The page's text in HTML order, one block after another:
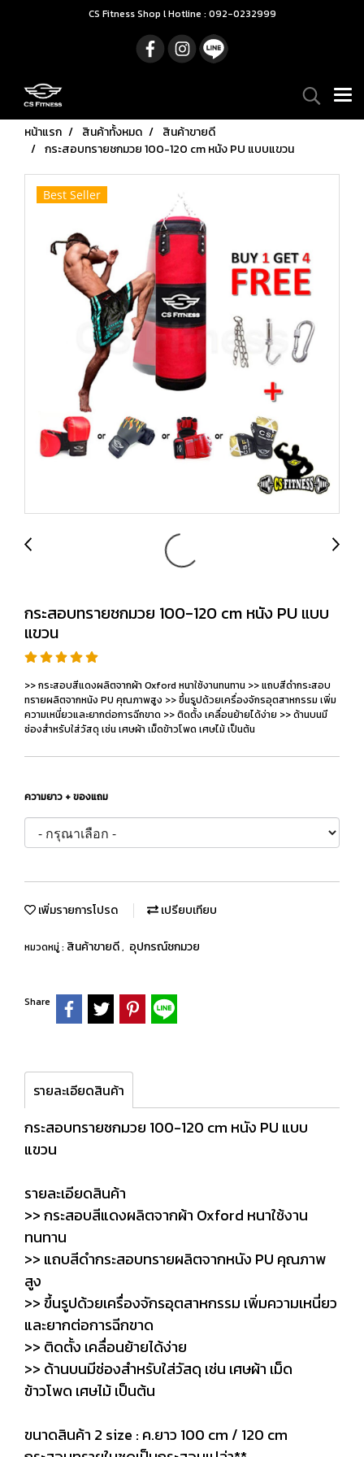
CS Fitness Shop l Hotline : 092-0232999
หน้าแรก สินค้าทั้งหมด
สินค้าขายดี
กระสอบทรายชกมวย 100-120 cm หนัง PU แบบแขวน
Best Seller
กระสอบทรายชกมวย 100-120 cm หนัง PU แบบ
แขวน
>> กระสอบสีแดงผลิตจากผ้า Oxford หนาใช้งานทนทาน >> แถบสีดำกระสอบ
ทรายผลิตจากหนัง PU คุณภาพสูง >> ขึ้นรูปด้วยเครื่องจักรอุตสาหกรรม เพิ่ม
ความเหนี่ยวและยากต่อการฉีกขาด >> ติดตั้ง เคลื่อนย้ายได้ง่าย >> ด้านบนมี
ช่องสำหรับใส่วัสดุ เช่น เศษผ้า เม็ดข้าวโพด เศษไม้ เป็นต้น
ความยาว + ของแถม
เพิ่มรายการโปรด เปรียบเทียบ
หมวดหมู่ : สินค้าขายดี, อุปกรณ์ชกมวย
Share
รายละเอียดสินค้า
กระสอบทรายชกมวย 100-120 cm หนัง PU แบบ
แขวน
รายละเอียดสินค้า
>> กระสอบสีแดงผลิตจากผ้า Oxford หนาใช้งาน
ทนทาน
>> แถบสีดำกระสอบทรายผลิตจากหนัง PU คุณภาพ
สูง
>> ขึ้นรูปด้วยเครื่องจักรอุตสาหกรรม เพิ่มความเหนี่ยว
และยากต่อการฉีกขาด
>> ติดตั้ง เคลื่อนย้ายได้ง่าย
>> ด้านบนมีช่องสำหรับใส่วัสดุ เช่น เศษผ้า เม็ด
ข้าวโพด เศษไม้ เป็นต้น
ขนาดสินค้า 2 size : ค.ยาว 100 cm / 120 cm